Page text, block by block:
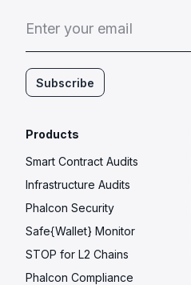
Enter your email
Subscribe
Products
Smart Contract Audits
Infrastructure Audits
Phalcon Security
Safe{Wallet} Monitor
STOP for L2 Chains
Phalcon Compliance